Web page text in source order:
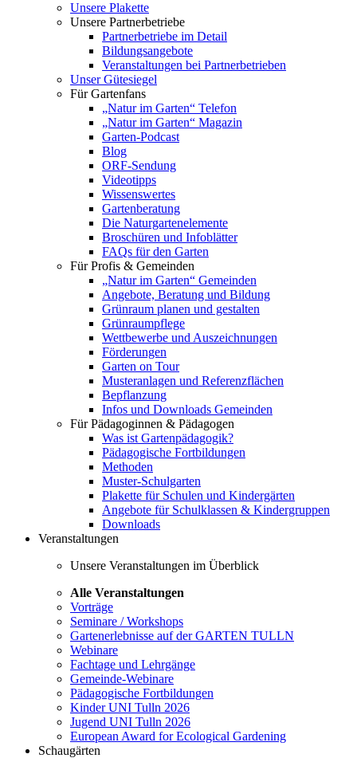
Unsere Plakette
Unsere Partnerbetriebe
Partnerbetriebe im Detail
Bildungsangebote
Veranstaltungen bei Partnerbetrieben
Unser Gütesiegel
Für Gartenfans
„Natur im Garten“ Telefon
„Natur im Garten“ Magazin
Garten-Podcast
Blog
ORF-Sendung
Videotipps
Wissenswertes
Gartenberatung
Die Naturgartenelemente
Broschüren und Infoblätter
FAQs für den Garten
Für Profis & Gemeinden
„Natur im Garten“ Gemeinden
Angebote, Beratung und Bildung
Grünraum planen und gestalten
Grünraumpflege
Wettbewerbe und Auszeichnungen
Förderungen
Garten on Tour
Musteranlagen und Referenzflächen
Bepflanzung
Infos und Downloads Gemeinden
Für Pädagoginnen & Pädagogen
Was ist Gartenpädagogik?
Pädagogische Fortbildungen
Methoden
Muster-Schulgarten
Plakette für Schulen und Kindergärten
Angebote für Schulklassen & Kindergruppen
Downloads
Veranstaltungen
Unsere Veranstaltungen im Überblick
Alle Veranstaltungen
Vorträge
Seminare / Workshops
Gartenerlebnisse auf der GARTEN TULLN
Webinare
Fachtage und Lehrgänge
Gemeinde-Webinare
Pädagogische Fortbildungen
Kinder UNI Tulln 2026
Jugend UNI Tulln 2026
European Award for Ecological Gardening
Schaugärten